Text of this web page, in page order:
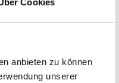
Cookies
anbieten zu können
unserer